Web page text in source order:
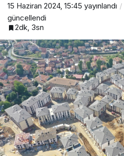
15 Haziran 2024, 15:45 yayınlandı
güncellendi
2dk, 3sn